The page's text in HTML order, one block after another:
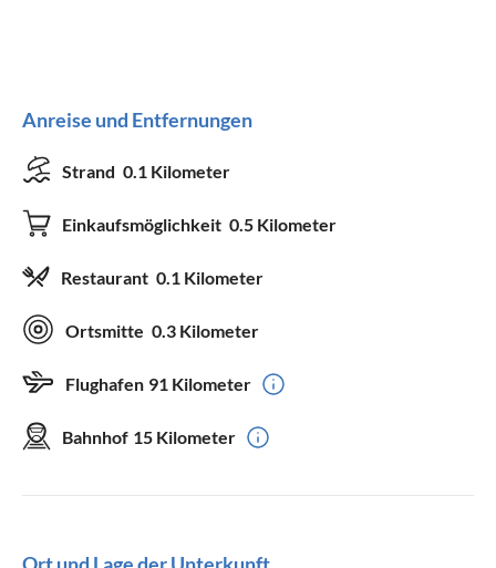
Anreise und Entfernungen
Strand 0.1 Kilometer
Einkaufsmöglichkeit 0.5 Kilometer
Restaurant 0.1 Kilometer
Ortsmitte 0.3 Kilometer
Flughafen 91 Kilometer
Bahnhof 15 Kilometer